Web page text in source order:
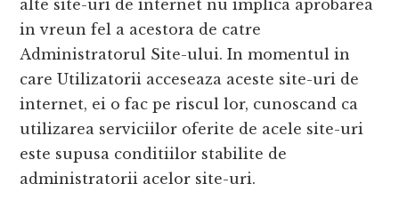
alte site-uri de internet nu implica aprobarea
in vreun fel a acestora de catre
Administratorul Site-ului. In momentul in
care Utilizatorii acceseaza aceste site-uri de
internet, ei o fac pe riscul lor, cunoscand ca
utilizarea serviciilor oferite de acele site-uri
este supusa conditiilor stabilite de
administratorii acelor site-uri.